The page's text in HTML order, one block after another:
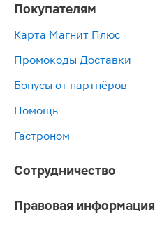
Покупателям
Карта Магнит Плюс
Промокоды Доставки
Бонусы от партнёров
Помощь
Гастроном
Сотрудничество
Правовая информация